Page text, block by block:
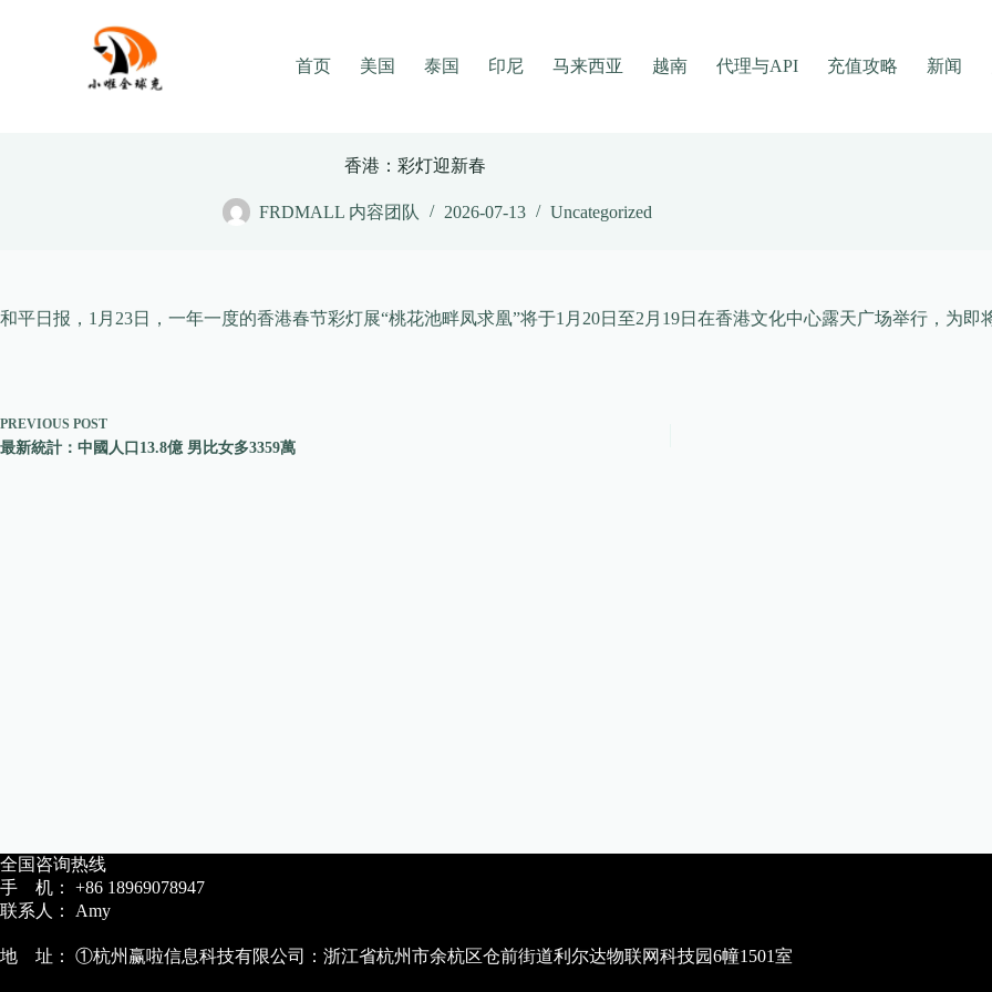
首页
美国 泰国 印尼 马来西亚 越南 代理与API 充值攻略 新闻
香港：彩灯迎新春
FRDMALL 内容团队 2026-07-13 Uncategorized
和平日报，1月23日，一年一度的香港春节彩灯展“桃花池畔凤求凰”将于1月20日至2月19日在香港文化中心露天广场举行，为
PREVIOUS POST
最新統計：中國人口13.8億 男比女多3359萬
全国咨询热线
手 机： +86 18969078947
联系人： Amy
地 址： ①杭州赢啦信息科技有限公司：浙江省杭州市余杭区仓前街道利尔达物联网科技园6幢1501室